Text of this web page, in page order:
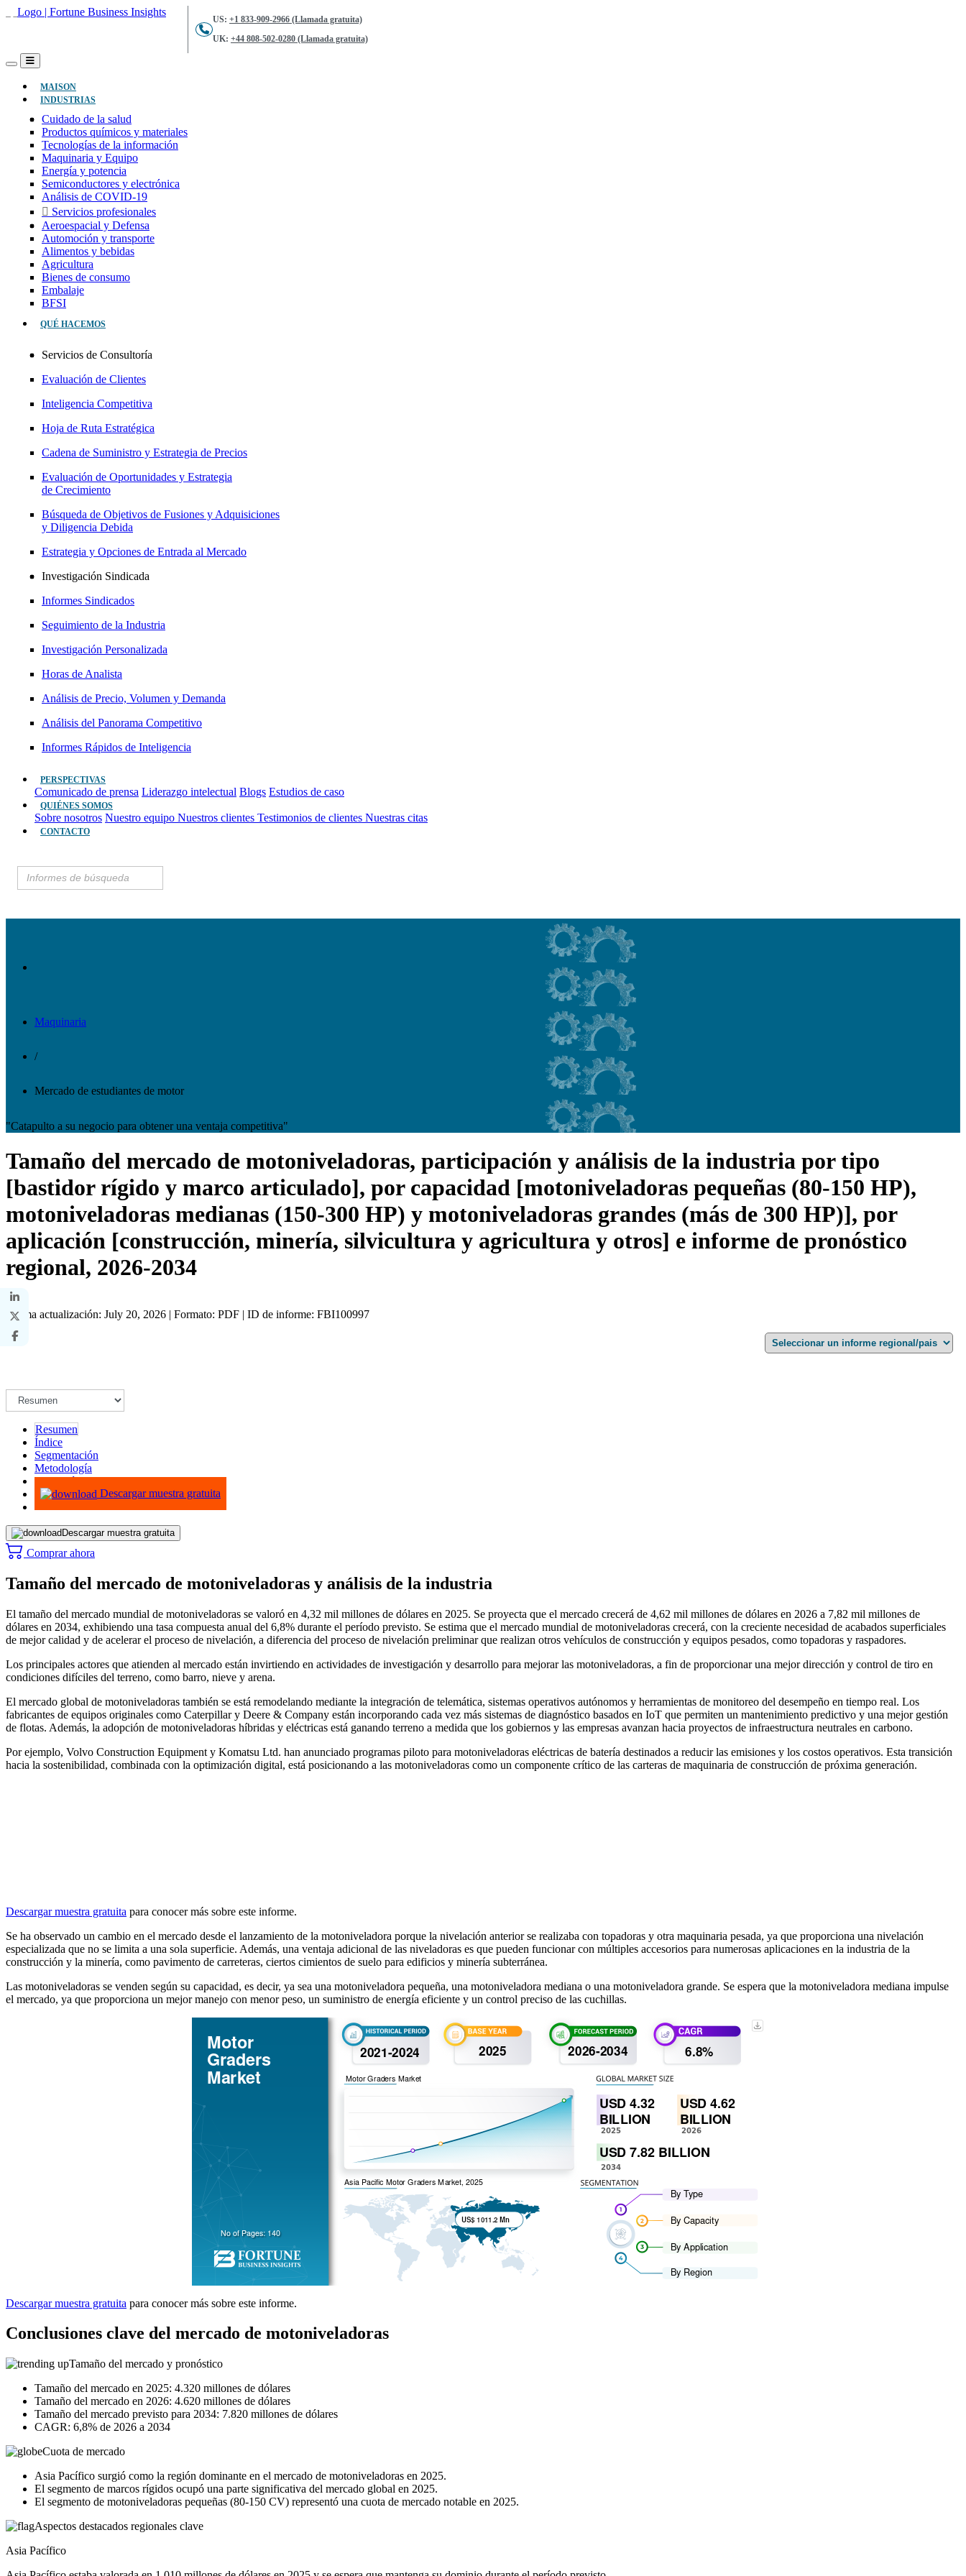
US: +1 833-909-2966 (Llamada gratuita)
UK: +44 808-502-0280 (Llamada gratuita)
MAISON(ACTUAL)
INDUSTRIAS
Cuidado de la salud
Productos químicos y materiales
Tecnologías de la información
Maquinaria y Equipo
Energía y potencia
Semiconductores y electrónica
Análisis de COVID-19
Servicios profesionales
Aeroespacial y Defensa
Automoción y transporte
Alimentos y bebidas
Agricultura
Bienes de consumo
Embalaje
BFSI
QUÉ HACEMOS
Servicios de Consultoría
Evaluación de Clientes
Inteligencia Competitiva
Hoja de Ruta Estratégica
Cadena de Suministro y Estrategia de Precios
Evaluación de Oportunidades y Estrategia
de Crecimiento
Búsqueda de Objetivos de Fusiones y Adquisiciones
y Diligencia Debida
Estrategia y Opciones de Entrada al Mercado
Investigación Sindicada
Informes Sindicados
Seguimiento de la Industria
Investigación Personalizada
Horas de Analista
Análisis de Precio, Volumen y Demanda
Análisis del Panorama Competitivo
Informes Rápidos de Inteligencia
PERSPECTIVAS
Comunicado de prensa Liderazgo intelectual Blogs Estudios de caso
QUIÉNES SOMOS
Sobre nosotros Nuestro equipo Nuestros clientes Testimonios de clientes Nuestras citas
CONTACTO
Maquinaria
/
Mercado de estudiantes de motor
"Catapulto a su negocio para obtener una ventaja competitiva"
Tamaño del mercado de motoniveladoras, participación y análisis de la industria por tipo
[bastidor rígido y marco articulado], por capacidad [motoniveladoras pequeñas (80-150 HP),
motoniveladoras medianas (150-300 HP) y motoniveladoras grandes (más de 300 HP)], por
aplicación [construcción, minería, silvicultura y agricultura y otros] e informe de pronóstico
regional, 2026-2034
Última actualización: July 20, 2026 | Formato: PDF | ID de informe: FBI100997
Resumen
Índice
Segmentación
Metodología
Infografías
Descargar muestra gratuita
Descargar muestra gratuita
Comprar ahora
Tamaño del mercado de motoniveladoras y análisis de la industria
El tamaño del mercado mundial de motoniveladoras se valoró en 4,32 mil millones de dólares en 2025. Se proyecta que el mercado crecerá de 4,62 mil millones de dólares en 2026 a 7,82 mil millones de
dólares en 2034, exhibiendo una tasa compuesta anual del 6,8% durante el período previsto. Se estima que el mercado mundial de motoniveladoras crecerá, con la creciente necesidad de acabados superficiales
de mejor calidad y de acelerar el proceso de nivelación, a diferencia del proceso de nivelación preliminar que realizan otros vehículos de construcción y equipos pesados, como topadoras y raspadores.
Los principales actores que atienden al mercado están invirtiendo en actividades de investigación y desarrollo para mejorar las motoniveladoras, a fin de proporcionar una mejor dirección y control de tiro en
condiciones difíciles del terreno, como barro, nieve y arena.
El mercado global de motoniveladoras también se está remodelando mediante la integración de telemática, sistemas operativos autónomos y herramientas de monitoreo del desempeño en tiempo real. Los
fabricantes de equipos originales como Caterpillar y Deere & Company están incorporando cada vez más sistemas de diagnóstico basados ​​en IoT que permiten un mantenimiento predictivo y una mejor gestión
de flotas. Además, la adopción de motoniveladoras híbridas y eléctricas está ganando terreno a medida que los gobiernos y las empresas avanzan hacia proyectos de infraestructura neutrales en carbono.
Por ejemplo, Volvo Construction Equipment y Komatsu Ltd. han anunciado programas piloto para motoniveladoras eléctricas de batería destinados a reducir las emisiones y los costos operativos. Esta transición
hacia la sostenibilidad, combinada con la optimización digital, está posicionando a las motoniveladoras como un componente crítico de las carteras de maquinaria de construcción de próxima generación.
Descargar muestra gratuita para conocer más sobre este informe.
Se ha observado un cambio en el mercado desde el lanzamiento de la motoniveladora porque la nivelación anterior se realizaba con topadoras y otra maquinaria pesada, ya que proporciona una nivelación
especializada que no se limita a una sola superficie. Además, una ventaja adicional de las niveladoras es que pueden funcionar con múltiples accesorios para numerosas aplicaciones en la industria de la
construcción y la minería, como pavimento de carreteras, ciertos cimientos de suelo para edificios y minería subterránea.
Las motoniveladoras se venden según su capacidad, es decir, ya sea una motoniveladora pequeña, una motoniveladora mediana o una motoniveladora grande. Se espera que la motoniveladora mediana impulse
el mercado, ya que proporciona un mejor manejo con menor peso, un suministro de energía eficiente y un control preciso de las cuchillas.
Descargar muestra gratuita para conocer más sobre este informe.
Conclusiones clave del mercado de motoniveladoras
Tamaño del mercado y pronóstico
Tamaño del mercado en 2025: 4.320 millones de dólares
Tamaño del mercado en 2026: 4.620 millones de dólares
Tamaño del mercado previsto para 2034: 7.820 millones de dólares
CAGR: 6,8% de 2026 a 2034
Cuota de mercado
Asia Pacífico surgió como la región dominante en el mercado de motoniveladoras en 2025.
El segmento de marcos rígidos ocupó una parte significativa del mercado global en 2025.
El segmento de motoniveladoras pequeñas (80-150 CV) representó una cuota de mercado notable en 2025.
Aspectos destacados regionales clave
Asia Pacífico